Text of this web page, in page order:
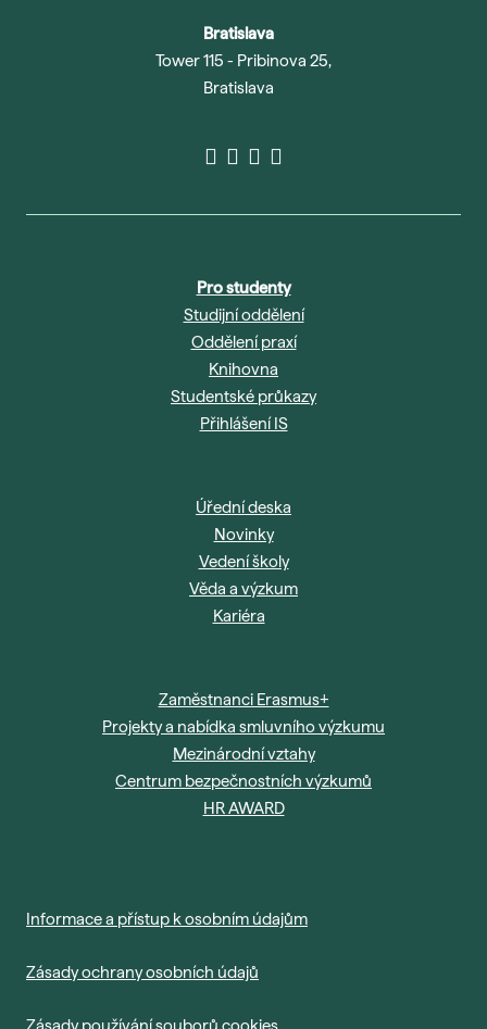
Bratislava
Tower 115 - Pribinova 25,
Bratislava
Pro studenty
Studijní oddělení
Oddělení praxí
Knihovna
Studentské průkazy
Přihlášení IS
Úřední deska
Novinky
Vedení školy
Věda a výzkum
Kariéra
Zaměstnanci Erasmus+
Projekty a nabídka smluvního výzkumu
Mezinárodní vztahy
Centrum bezpečnostních výzkumů
HR AWARD
Informace a přístup k osobním údajům
Zásady ochrany osobních údajů